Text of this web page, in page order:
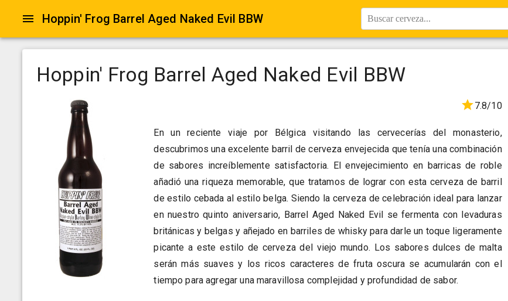
Hoppin' Frog Barrel Aged Naked Evil BBW Buscar cerveza...
Hoppin' Frog Barrel Aged Naked Evil BBW
7.8/10
En un reciente viaje por Bélgica visitando las cervecerías del monasterio,
descubrimos una excelente barril de cerveza envejecida que tenía una combinación
de sabores increíblemente satisfactoria. El envejecimiento en barricas de roble
añadió una riqueza memorable, que tratamos de lograr con esta cerveza de barril
de estilo cebada al estilo belga. Siendo la cerveza de celebración ideal para lanzar
en nuestro quinto aniversario, Barrel Aged Naked Evil se fermenta con levaduras
británicas y belgas y añejado en barriles de whisky para darle un toque ligeramente
picante a este estilo de cerveza del viejo mundo. Los sabores dulces de malta
serán más suaves y los ricos caracteres de fruta oscura se acumularán con el
tiempo para agregar una maravillosa complejidad y profundidad de sabor.